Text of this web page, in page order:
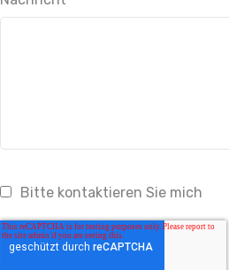
Bitte kontaktieren Sie mich